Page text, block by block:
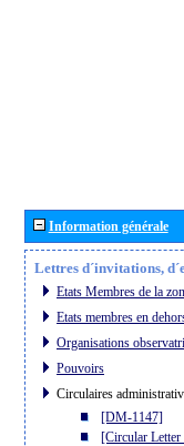
Information générale
Lettres d´invitations,
Etats Membres de la
Etats membres en
Organisations
Pouvoirs
Circulaires
[DM-1147]
[Circular